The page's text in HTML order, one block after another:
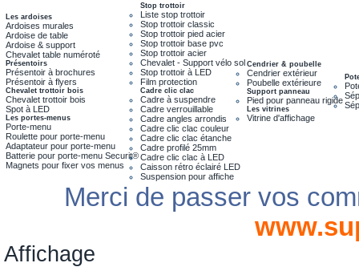
Les ardoises
Ardoises murales
Ardoise de table
Ardoise & support
Chevalet table numéroté
Présentoirs
Présentoir à brochures
Présentoir à flyers
Chevalet trottoir bois
Chevalet trottoir bois
Spot à LED
Les portes-menus
Porte-menu
Roulette pour porte-menu
Adaptateur pour porte-menu
Batterie pour porte-menu Securit®
Magnets pour fixer vos menus
Stop trottoir
Liste stop trottoir
Stop trottoir classic
Stop trottoir pied acier
Stop trottoir base pvc
Stop trottoir acier
Chevalet - Support vélo sol
Stop trottoir à LED
Film protection
Cadre clic clac
Cadre à suspendre
Cadre verrouillable
Cadre angles arrondis
Cadre clic clac couleur
Cadre clic clac étanche
Cadre profilé 25mm
Cadre clic clac à LED
Caisson rétro éclairé LED
Suspension pour affiche
Cendrier & poubelle
Cendrier extérieur
Poubelle extérieure
Support panneau
Pied pour panneau rigide
Les vitrines
Vitrine d'affichage
Merci de passer vos
Affichage